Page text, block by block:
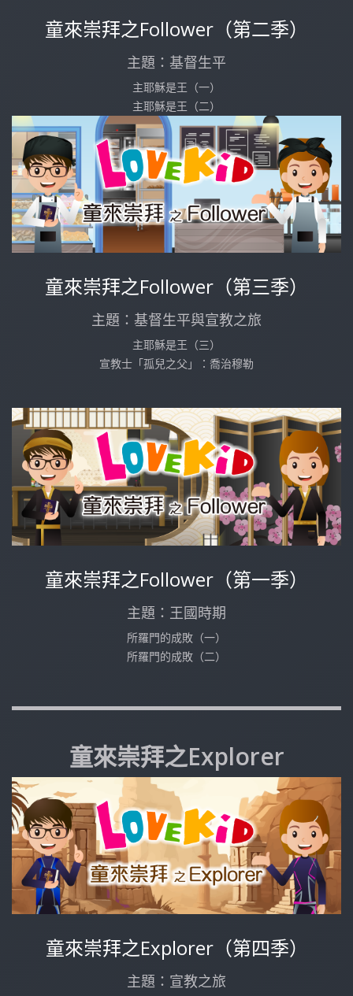
童來崇拜之Follower（第二季）
主題：基督生平
主耶穌是王（一）
主耶穌是王（二）
童來崇拜之Follower（第三季）
主題：基督生平與宣教之旅
主耶穌是王（三）
宣教士「孤兒之父」：喬治穆勒
童來崇拜之Follower（第一季）
主題：王國時期
所羅門的成敗（一）
所羅門的成敗（二）
童來崇拜之Explorer
童來崇拜之Explorer（第四季）
主題：宣教之旅